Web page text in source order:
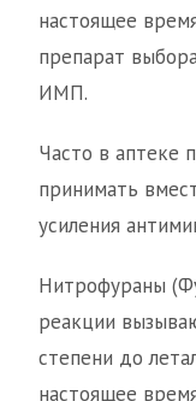
настоящее
препарат
ИМП.
Часто в аптеке
принимать
усиления
Нитрофураны
реакции
степени до
настоящее